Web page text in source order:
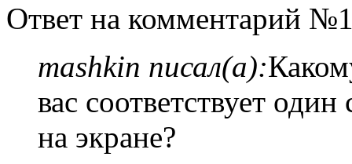
Ответ на комментарий
mashkin писал(а):
вас соответствует
на экране?